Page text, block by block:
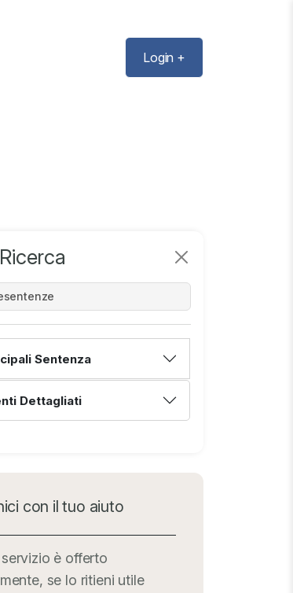
Login +
sentenze
Sentenza
Dettagliati
con il tuo aiuto
è offerto
se lo ritieni utile